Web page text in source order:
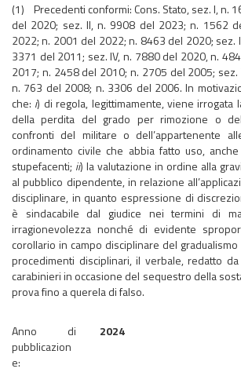
(1) Precedenti conformi: Cons. Stato, sez. I, n.
del 2020; sez. II, n. 9908 del 2023; n. 1562
2022; n. 2001 del 2022; n. 8463 del 2020; sez.
3371 del 2011; sez. IV, n. 7880 del 2020, n.
2017; n. 2458 del 2010; n. 2705 del 2005;
n. 763 del 2008; n. 3306 del 2006. In
che: i) di regola, legittimamente, viene irrogata
della perdita del grado per rimozione o
confronti del militare o dell’appartenente
ordinamento civile che abbia fatto uso,
stupefacenti; ii) la valutazione in ordine alla
al pubblico dipendente, in relazione
disciplinare, in quanto espressione di
è sindacabile dal giudice nei termini di
irragionevolezza nonché di evidente
corollario in campo disciplinare del
procedimenti disciplinari, il verbale, redatto da
carabinieri in occasione del sequestro della
prova fino a querela di falso.
Anno di
pubblicazion
e:
2024